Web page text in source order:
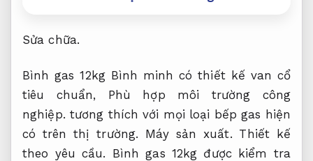
Sửa chữa.
Bình gas 12kg Bình minh có thiết kế van cổ
tiêu chuẩn, Phù hợp môi trường công
nghiệp. tương thích với mọi loại bếp gas hiện
có trên thị trường. Máy sản xuất. Thiết kế
theo yêu cầu. Bình gas 12kg được kiểm tra